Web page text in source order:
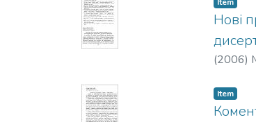
Item
Нові
(2006)
Item